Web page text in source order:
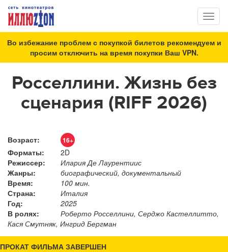
Во избежание проблем с покупкой билетов рекомендуем и
просим отключить на время покупки Ваш VPN.
Росселлини. Жизнь без
сценария (RIFF 2026)
Возраст: 16+
Форматы:
2D
Режиссер:
Илария Де Лаурентиис
Жанры:
биографический, документальный
Время:
100 мин.
Страна:
Италия
Год:
2025
В ролях:
Роберто Росселлини, Серджо Кастеллитто,
Кася Смутняк, Ингрид Бергман
ПРОКАТ ФИЛЬМА ЗАВЕРШЕН